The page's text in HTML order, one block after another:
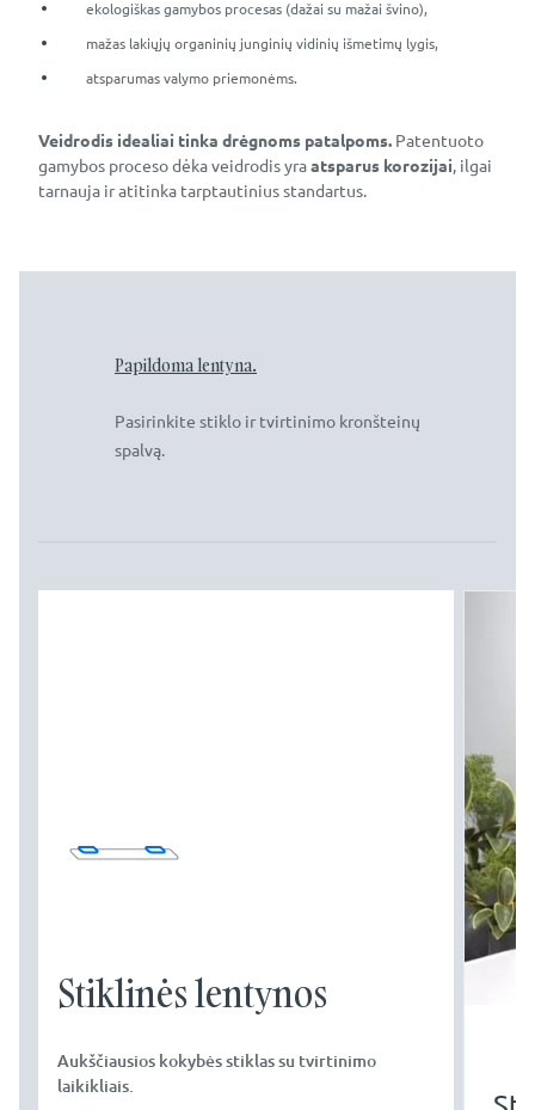
ekologiškas gamybos procesas (dažai su mažai švino),
mažas lakiųjų organinių junginių vidinių išmetimų lygis,
atsparumas valymo priemonėms.
Veidrodis idealiai tinka drėgnoms patalpoms. Patentuoto
gamybos proceso dėka veidrodis yraatsparus korozijai, ilgai
tarnauja ir atitinka tarptautinius standartus.
Papildoma lentyna.
Pasirinkite stiklo ir tvirtinimo kronšteinų
spalvą.
Stiklinės lentynos
Aukščiausios kokybės stiklas su tvirtinimo
laikikliais.